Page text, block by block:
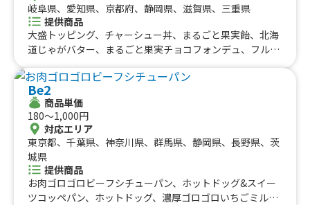
岐阜県、愛知県、京都府、静岡県、滋賀県、三重県
提供商品
大盛トッピング、チャーシュー丼、まるごと果実飴、北海
道じゃがバター、まるごと果実チョコフォンデュ、フルー
リンアラモード、くだものクレープ、八百屋の肉まん、八
百屋のちゃんこ鍋、自家製チャーシューまぜそば(ランチ
価格)、自家製チャーシューまぜめし(ランチ価格)、フルー
ツジュース、まるごとチョコバナナ、まるごとフルーツバ
ーガー、焼きとうもろこし、八百屋のポテサラパン、焼き
りんご、トッピング、トンから丼、１年目の焼きそば、ト
ンから丼丼各種、トンからとんとん(豚の唐揚げ)世界の塩
バージョン、満足焼きそばパン、トンからニンニクとんと
ん、かき氷タワー、極上ロース揚げ重、帆ぶた串、７年目
Be2
商品単価
180〜1,000円
対応エリア
東京都、千葉県、神奈川県、群馬県、静岡県、長野県、茨
城県
提供商品
お肉ゴロゴロビーフシチューパン、ホットドッグ&スイー
ツコッペパン、ホットドッグ、濃厚ゴロゴロいちごミル